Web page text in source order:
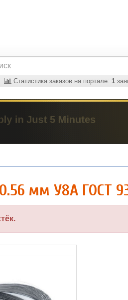
Статистика заказов на портале: 1
мм У8А ГОСТ